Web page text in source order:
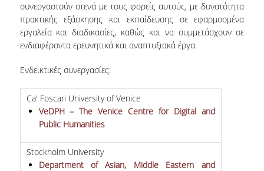
ΕΙΣΑΓΩΓΗ ΦΟΙΤΗΤΩΝ
ΔΙΔΑΚΤΡΑ/ΥΠΟΤΡΟΦΙΕΣ
ΔΙΑΡΘΡΩΣΗ
ΔΙΠΛΩΜΑΤΙΚΗ ΕΡΓΑΣΙΑ
συνεργαστούν στενά με τους φορείς αυτούς, με δυνατότητα
πρακτικής εξάσκησης και εκπαίδευσης σε εφαρμοσμένα
εργαλεία και διαδικασίες, καθώς και να συμμετάσχουν σε
ενδιαφέροντα ερευνητικά και αναπτυξιακά έργα.
Ενδεικτικές συνεργασίες:
Ca' Foscari University of Venice
VeDPH – The Venice Centre for Digital and
Public Humanities
Stockholm University
Department of Asian, Middle Eastern and